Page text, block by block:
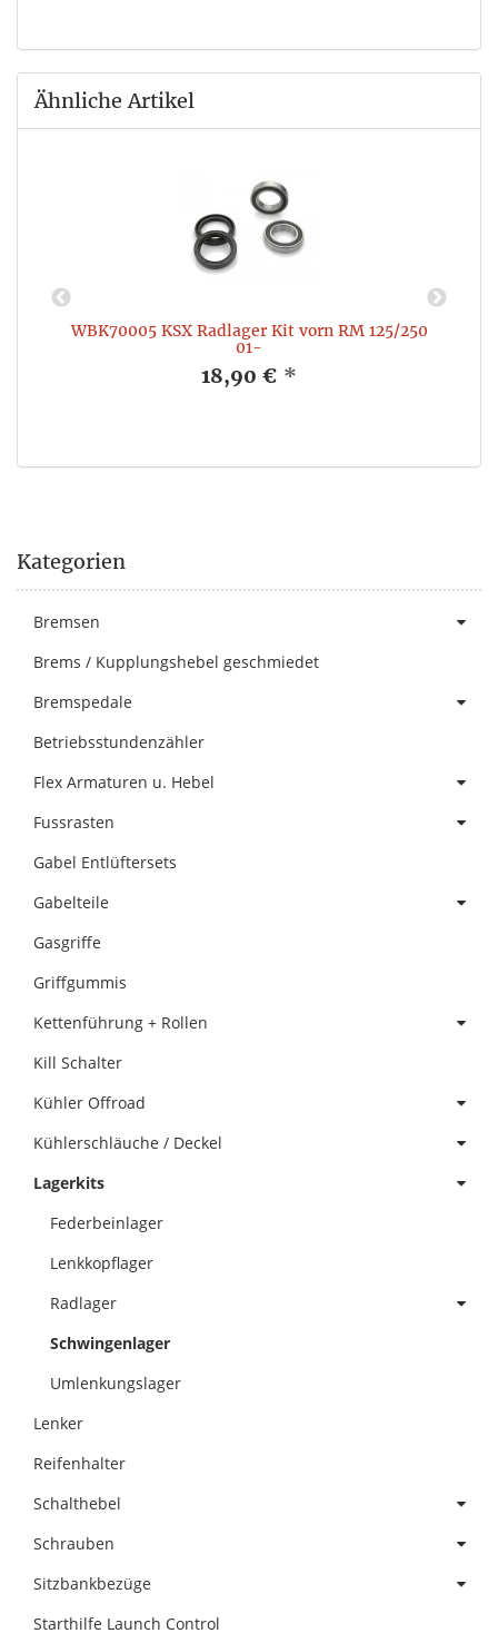
Ähnliche Artikel
WBK70005 KSX Radlager Kit vorn RM 125/250
01-
18,90 € *
Kategorien
Bremsen
Brems / Kupplungshebel geschmiedet
Bremspedale
Betriebsstundenzähler
Flex Armaturen u. Hebel
Fussrasten
Gabel Entlüftersets
Gabelteile
Gasgriffe
Griffgummis
Kettenführung + Rollen
Kill Schalter
Kühler Offroad
Kühlerschläuche / Deckel
Lagerkits
Federbeinlager
Lenkkopflager
Radlager
Schwingenlager
Umlenkungslager
Lenker
Reifenhalter
Schalthebel
Schrauben
Sitzbankbezüge
Starthilfe Launch Control